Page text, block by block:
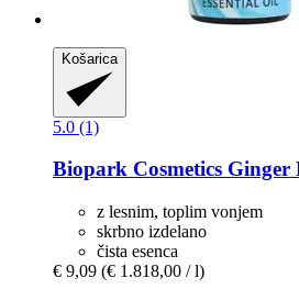
Košarica
5.0 (1)
Biopark Cosmetics Ginger
z lesnim, toplim vonjem
skrbno izdelano
čista esenca
€ 9,09 (€ 1.818,00 / l)